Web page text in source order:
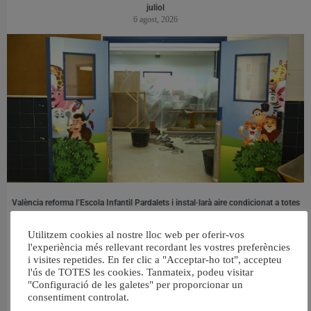
juliol
6 agost, 2026
València reforma l’Escola Infantil Pardalets i instal·larà aire condicionat a totes
Utilitzem cookies al nostre lloc web per oferir-vos
l'experiència més rellevant recordant les vostres preferències
i visites repetides. En fer clic a "Acceptar-ho tot", accepteu
l'ús de TOTES les cookies. Tanmateix, podeu visitar
"Configuració de les galetes" per proporcionar un
consentiment controlat.